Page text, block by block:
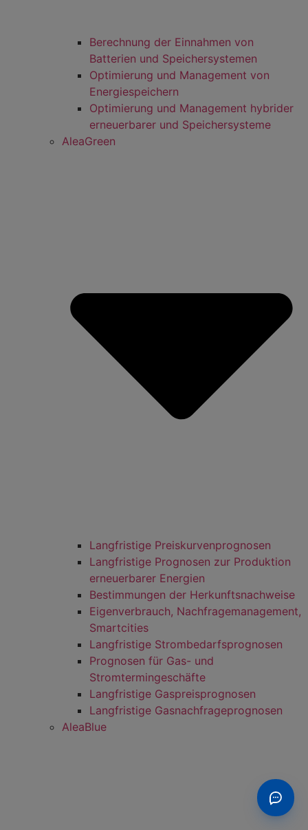
Berechnung der Einnahmen von
Batterien und Speichersystemen
Optimierung und Management von
Energiespeichern
Optimierung und Management hybrider
erneuerbarer und Speichersysteme
AleaGreen
Langfristige Preiskurvenprognosen
Langfristige Prognosen zur Produktion
erneuerbarer Energien
Bestimmungen der Herkunftsnachweise
Eigenverbrauch, Nachfragemanagement,
Smartcities
Langfristige Strombedarfsprognosen
Prognosen für Gas- und
Stromtermingeschäfte
Langfristige Gaspreisprognosen
Langfristige Gasnachfrageprognosen
AleaBlue